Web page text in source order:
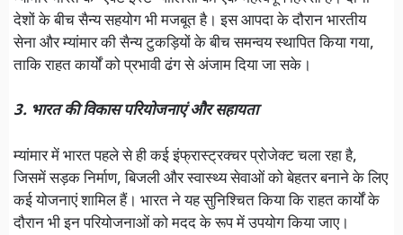
देशों के बीच सैन्य सहयोग भी मजबूत है। इस आपदा के दौरान भारतीय
सेना और म्यांमार की सैन्य टुकड़ियों के बीच समन्वय स्थापित किया गया,
ताकि राहत कार्यों को प्रभावी ढंग से अंजाम दिया जा सके।
3. भारत की विकास परियोजनाएं और सहायता
म्यांमार में भारत पहले से ही कई इंफ्रास्ट्रक्चर प्रोजेक्ट चला रहा है,
जिसमें सड़क निर्माण, बिजली और स्वास्थ्य सेवाओं को बेहतर बनाने के लिए
कई योजनाएं शामिल हैं। भारत ने यह सुनिश्चित किया कि राहत कार्यों के
दौरान भी इन परियोजनाओं को मदद के रूप में उपयोग किया जाए।